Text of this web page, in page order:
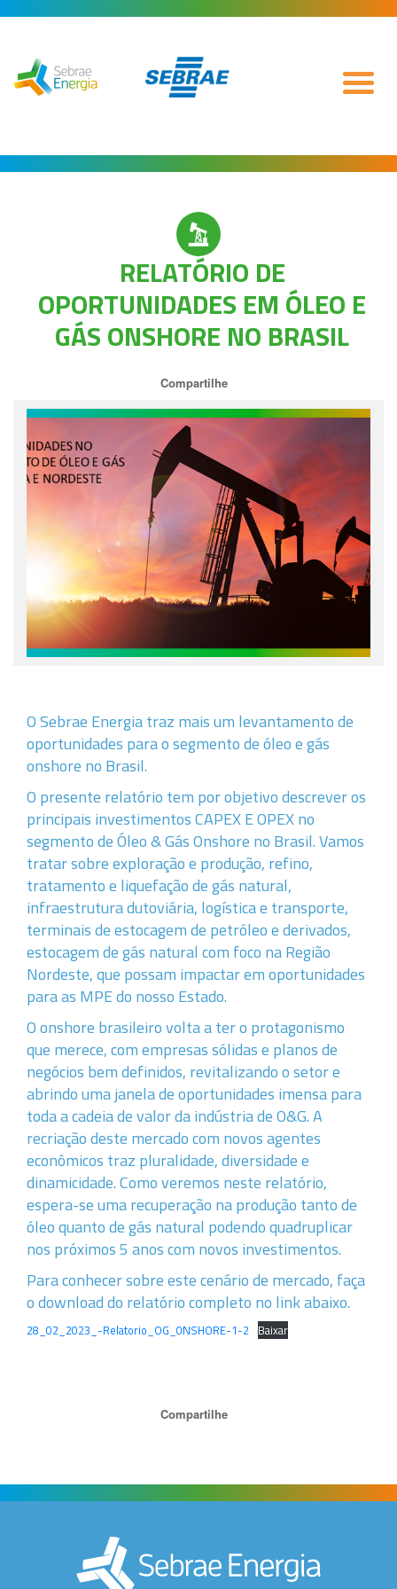
RELATÓRIO DE
OPORTUNIDADES EM ÓLEO E
GÁS ONSHORE NO BRASIL
Compartilhe
O Sebrae Energia traz mais um levantamento de
oportunidades para o segmento de óleo e gás
onshore no Brasil.
O presente relatório tem por objetivo descrever os
principais investimentos CAPEX E OPEX no
segmento de Óleo & Gás Onshore no Brasil. Vamos
tratar sobre exploração e produção, refino,
tratamento e liquefação de gás natural,
infraestrutura dutoviária, logística e transporte,
terminais de estocagem de petróleo e derivados,
estocagem de gás natural com foco na Região
Nordeste, que possam impactar em oportunidades
para as MPE do nosso Estado.
O onshore brasileiro volta a ter o protagonismo
que merece, com empresas sólidas e planos de
negócios bem definidos, revitalizando o setor e
abrindo uma janela de oportunidades imensa para
toda a cadeia de valor da indústria de O&G. A
recriação deste mercado com novos agentes
econômicos traz pluralidade, diversidade e
dinamicidade. Como veremos neste relatório,
espera-se uma recuperação na produção tanto de
óleo quanto de gás natural podendo quadruplicar
nos próximos 5 anos com novos investimentos.
Para conhecer sobre este cenário de mercado, faça
o download do relatório completo no link abaixo.
28_02_2023_-Relatorio_OG_0NSHORE-1-2 Baixar
Compartilhe